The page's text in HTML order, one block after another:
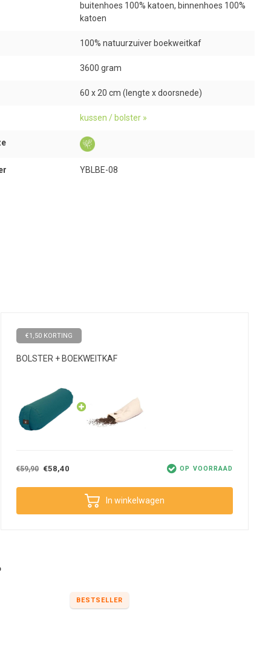
buitenhoes 100% katoen, binnenhoes 100%
katoen
100% natuurzuiver boekweitkaf
3600 gram
60 x 20 cm (lengte x doorsnede)
kussen / bolster »
YBLBE-08
€1,50 KORTING
BOLSTER + BOEKWEITKAF
€59,90 €58,40 OP VOORRAAD
In winkelwagen
BESTSELLER